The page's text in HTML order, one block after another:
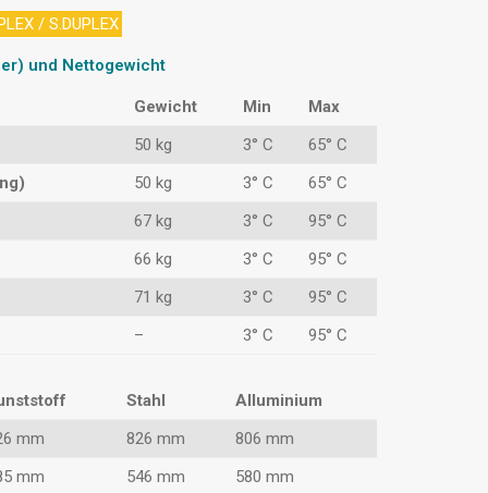
/ S.DUPLEX
und Nettogewicht
Gewicht Min
Max
50 kg 3° C
65° C
50 kg 3° C
65° C
67 kg 3° C
95° C
66 kg 3° C
95° C
71 kg 3° C
95° C
– 3° C 95° C
Stahl
Alluminium
mm 826 mm
806 mm
mm 546 mm
580 mm